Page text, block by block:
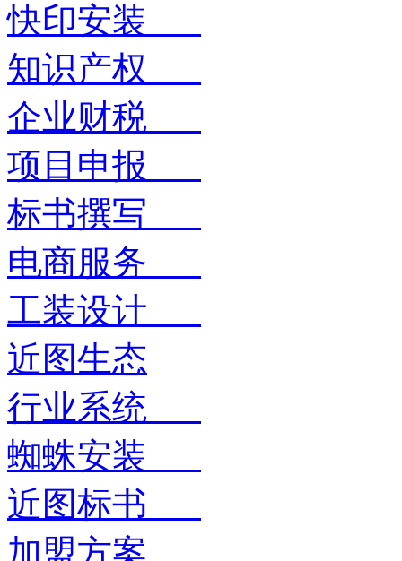
快印安装
知识产权
企业财税
项目申报
标书撰写
电商服务
工装设计
近图生态
行业系统
蜘蛛安装
近图标书
加盟方案